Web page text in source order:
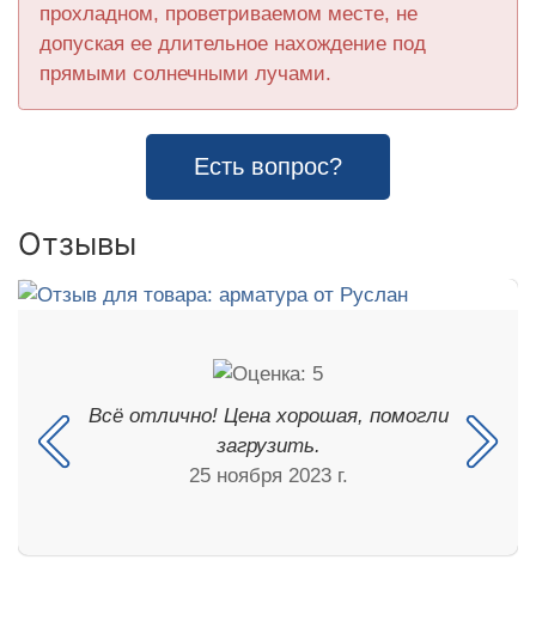
прохладном, проветриваемом месте, не
допуская ее длительное нахождение под
прямыми солнечными лучами.
Есть вопрос?
Отзывы
Всё отлично! Цена хорошая, помогли
загрузить.
25 ноября 2023 г.